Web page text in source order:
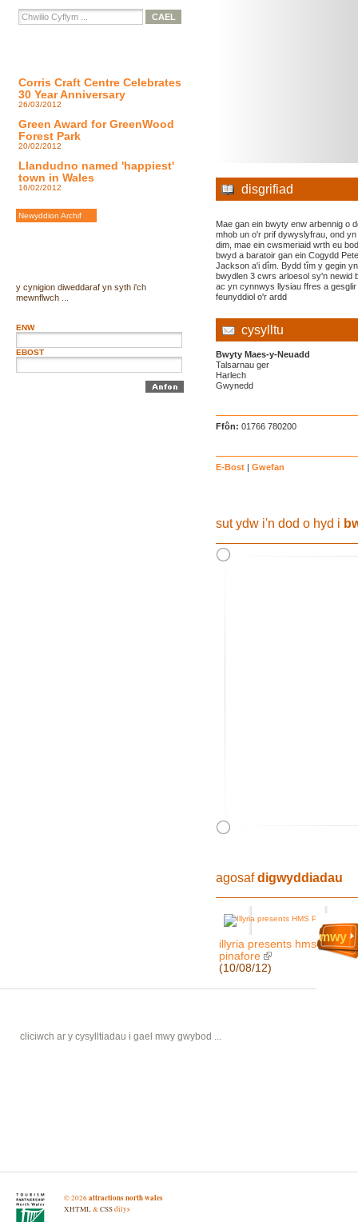
Corris Craft Centre Celebrates
30 Year Anniversary
26/03/2012
Green Award for GreenWood
Forest Park
20/02/2012
Llandudno named 'happiest'
town in Wales
16/02/2012
Newyddion Archif
y cynigion diweddaraf yn syth i'ch
mewnflwch ...
ENW
EBOST
disgrifiad
Mae gan ein bwyty enw arbennig o
mhob un o'r prif dywyslyfrau, ond yn
dim, mae ein cwsmeriaid wrth eu
bwyd a baratoir gan ein Cogydd
Jackson a'i dîm. Bydd tîm y gegin
bwydlen 3 cwrs arloesol sy'n newid
ac yn cynnwys llysiau ffres a gesglir
feunyddiol o'r ardd
cysylltu
Bwyty Maes-y-Neuadd
Talsarnau ger
Harlech
Gwynedd
Ffôn: 01766 780200
E-Bost | Gwefan
sut ydw i'n dod o hyd i
agosafdigwyddiadau
illyria presents hms
pinafore
(10/08/12)
mwy
cliciwch ar y cysylltiadau i gael mwy gwybod ...
©2026attractions north wales
XHTML&CSSdilys